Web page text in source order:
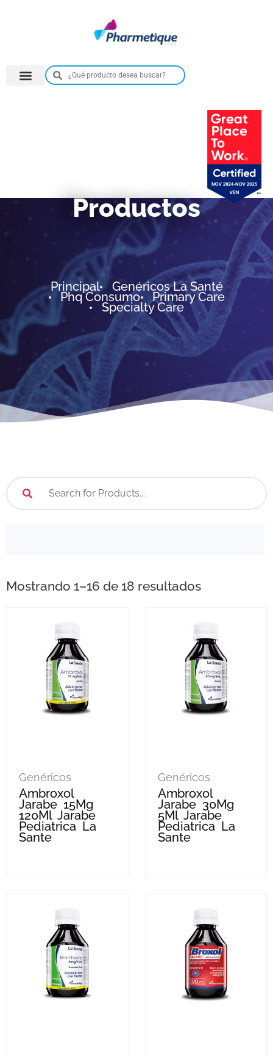
Productos
Principal Genéricos La Santé
Phq Consumo Primary Care
Specialty Care
Mostrando 1–16 de 18 resultados
Genéricos
Ambroxol
Jarabe 15Mg
120Ml Jarabe
Pediatrica La
Sante
Genéricos
Ambroxol
Jarabe 30Mg
5Ml Jarabe
Pediatrica La
Sante